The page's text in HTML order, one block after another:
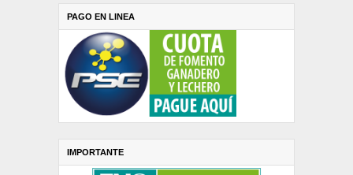
PAGO EN LINEA
IMPORTANTE